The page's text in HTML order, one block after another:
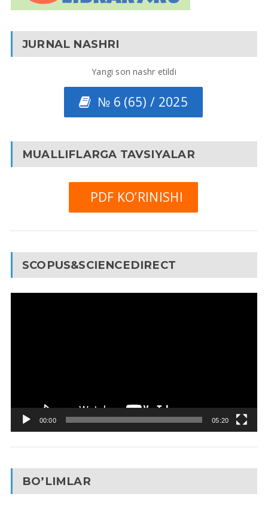
JURNAL NASHRI
Yangi son nashr etildi
№ 6 (65) / 2025
MUALLIFLARGA TAVSIYALAR
PDF KO’RINISHI
SCOPUS&SCIENCEDIRECT
00:00 05:20
BO’LIMLAR